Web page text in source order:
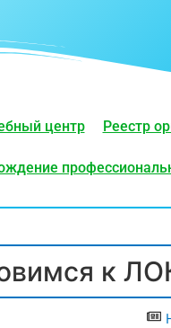
центр Реестр
к